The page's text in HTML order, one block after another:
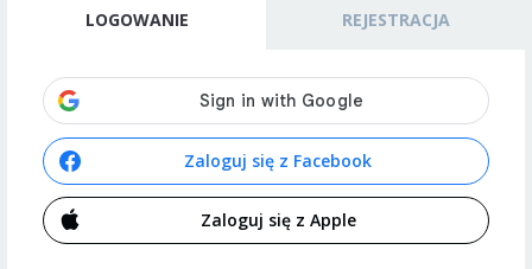
LOGOWANIE REJESTRACJA
Zaloguj się z Facebook
Zaloguj się z Apple